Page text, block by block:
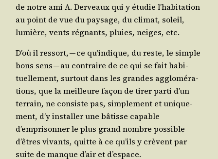
de notre ami A. Der­veaux qui y étu­die l’habitation
au point de vue du pay­sage, du cli­mat, soleil,
lumière, vents régnants, pluies, neiges, etc.
D’où il res­sort, — ce qu’indique, du reste, le simple
bons sens — au contraire de ce qui se fait habi­
tuel­le­ment, sur­tout dans les grandes agglo­mé­ra­
tions, que la meilleure façon de tirer par­ti d’un
ter­rain, ne consiste pas, sim­ple­ment et uni­que­
ment, d’y ins­tal­ler une bâtisse capable
d’emprisonner le plus grand nombre pos­sible
d’êtres vivants, quitte à ce qu’ils y crèvent par
suite de manque d’air et d’espace.